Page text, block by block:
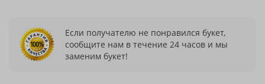
Если получателю не понравился букет,
сообщите нам в течение 24 часов и мы
заменим букет!